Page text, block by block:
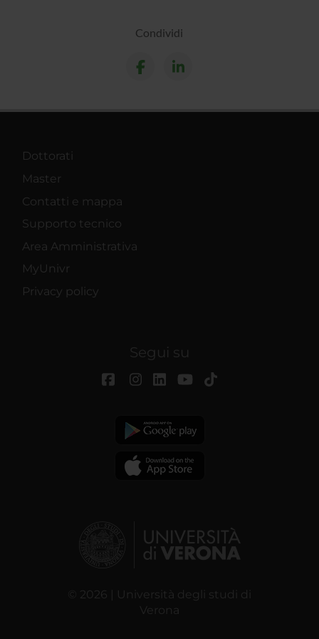
Condividi
Dottorati
Master
Contatti e mappa
Supporto tecnico
Area Amministrativa
MyUnivr
Privacy policy
Segui su
© 2026 | Università degli studi di
Verona